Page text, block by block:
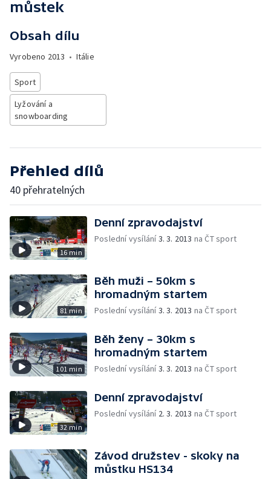
můstek
Obsah dílu
Vyrobeno 2013 • Itálie
Sport
Lyžování a
snowboarding
Přehled dílů
40 přehratelných
16 min
Denní zpravodajství
Poslední vysílání3. 3. 2013 na ČT sport
81 min
Běh muži – 50km s
hromadným startem
Poslední vysílání3. 3. 2013 na ČT sport
101 min
Běh ženy – 30km s
hromadným startem
Poslední vysílání3. 3. 2013 na ČT sport
32 min
Denní zpravodajství
Poslední vysílání 2. 3. 2013 na ČT sport
Závod družstev - skoky na
můstku HS134